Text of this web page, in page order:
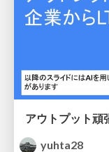
yuhta28